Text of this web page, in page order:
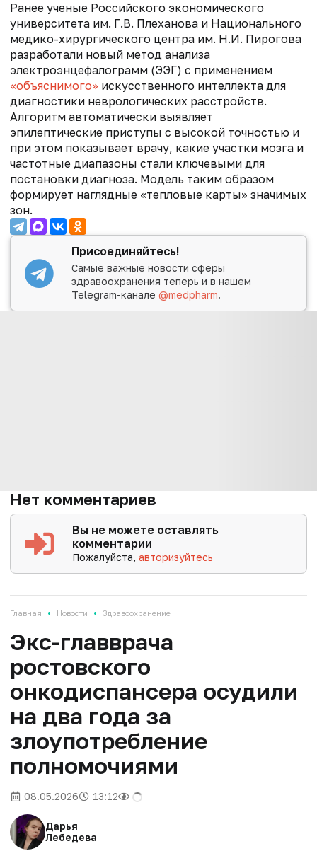
Ранее ученые Российского экономического
университета им. Г.В. Плеханова и Национального
медико-хирургического центра им. Н.И. Пирогова
разработали новый метод анализа
электроэнцефалограмм (ЭЭГ) с применением
«объяснимого» искусственного интеллекта для
диагностики неврологических расстройств.
Алгоритм автоматически выявляет
эпилептические приступы с высокой точностью и
при этом показывает врачу, какие участки мозга и
частотные диапазоны стали ключевыми для
постановки диагноза. Модель таким образом
формирует наглядные «тепловые карты» значимых
зон.
Присоединяйтесь!
Самые важные новости сферы
здравоохранения теперь и в нашем
Telegram-канале@medpharm.
Нет комментариев
Вы не можете оставлять
комментарии
Пожалуйста,авторизуйтесь
Главная • Новости • Здравоохранение
Экс-главврача
ростовского
онкодиспансера осудили
на два года за
злоупотребление
полномочиями
08.05.2026 13:12
Дарья
Лебедева